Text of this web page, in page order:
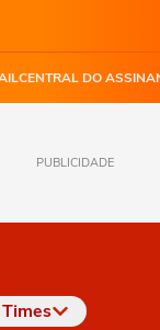
CENTRAL DO
PUBLICIDADE
Times